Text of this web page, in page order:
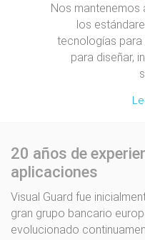
Nos mantenemos
los
tecnologías para
para diseñar,
20 años de
aplicaciones
Visual Guard fue
gran grupo bancario
evolucionado